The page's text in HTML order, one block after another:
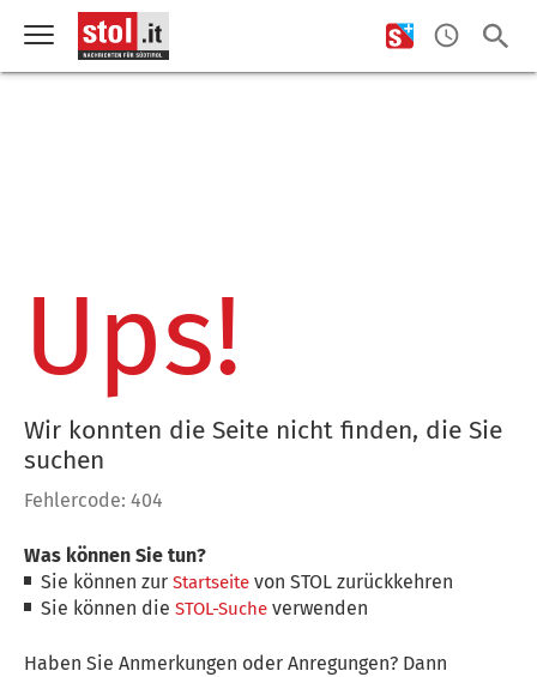
Ups!
Wir konnten die Seite nicht finden, die Sie
suchen
Fehlercode: 404
Was können Sie tun?
Sie können zurStartseite von STOL zurückkehren
Sie können dieSTOL-Suche verwenden
Haben Sie Anmerkungen oder Anregungen? Dann